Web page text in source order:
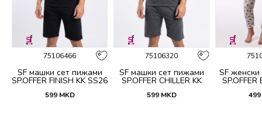
75106466
SF машки сет пижами
SP.OFFER FINISH KK SS26
599 MKD
75106320
SF машки сет пижами
SP.OFFER CHILLER KK
599 MKD
SF
499